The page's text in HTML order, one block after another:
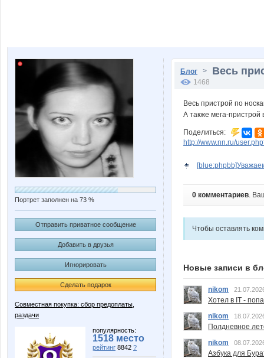
Портрет заполнен на 73 %
Отправить приватное сообщение
Добавить в друзья
Игнорировать
Сделать подарок
Совместная покупка: сбор предоплаты,
раздачи
популярность:
1518 место
рейтинг 8842 ?
Блог > Весь
1468
Весь пристрой по
А также мега-пристрой
Поделиться:
http://www.nn.ru/
0 комментариев.
Чтобы оставлять
Новые записи в
nikom
Хотел в IT -
nikom
Полдневное
nikom
Азбука для